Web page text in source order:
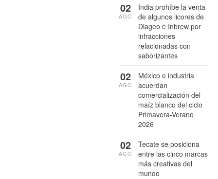
India prohíbe la venta
de algunos licores de
Diageo e Inbrew por
infracciones
relacionadas con
saborizantes
02
AGO
México e industria
acuerdan
comercialización del
maíz blanco del ciclo
Primavera-Verano
2026
02
AGO
Tecate se posiciona
entre las cinco marcas
más creativas del
mundo
02
AGO